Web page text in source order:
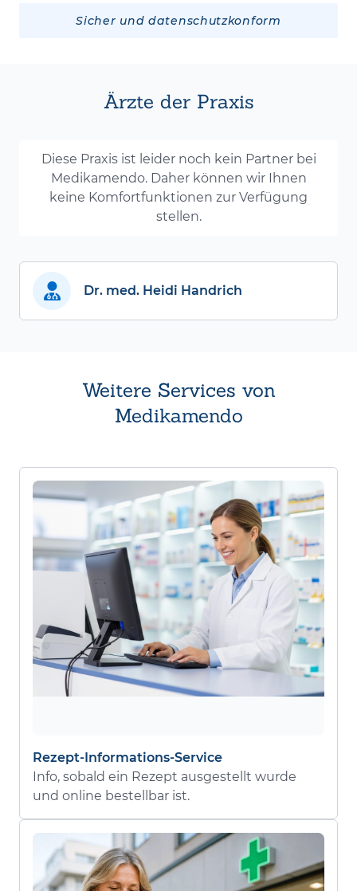
Sicher und datenschutzkonform
Ärzte der Praxis
Diese Praxis ist leider noch kein Partner bei
Medikamendo. Daher können wir Ihnen
keine Komfortfunktionen zur Verfügung
stellen.
Dr. med. Heidi Handrich
Weitere Services von
Medikamendo
Rezept-Informations-Service
Info, sobald ein Rezept ausgestellt wurde
und online bestellbar ist.